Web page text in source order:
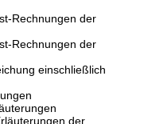
Rechnungen der
Rechnungen der
einschließlich
der